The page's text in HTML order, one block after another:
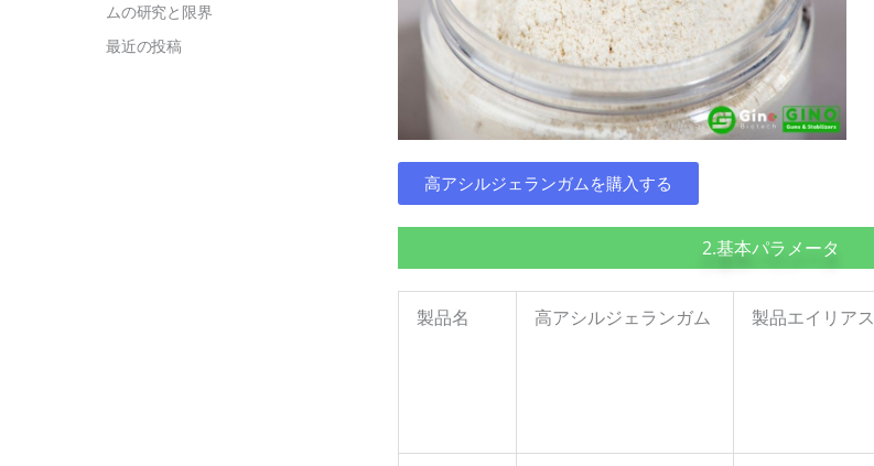
ムの研究と限界
最近の投稿
高アシルジェランガムを購入する
2.基本パラメータ
製品名 高アシルジェランガム 製品エイリアス